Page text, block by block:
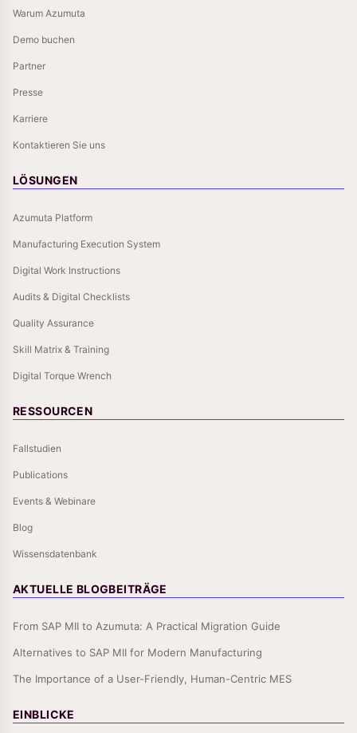
Warum Azumuta
Demo buchen
Partner
Presse
Karriere
Kontaktieren Sie uns
LÖSUNGEN
Azumuta Platform
Manufacturing Execution System
Digital Work Instructions
Audits & Digital Checklists
Quality Assurance
Skill Matrix & Training
Digital Torque Wrench
RESSOURCEN
Fallstudien
Publications
Events & Webinare
Blog
Wissensdatenbank
AKTUELLE BLOGBEITRÄGE
From SAP MII to Azumuta: A Practical Migration Guide
Alternatives to SAP MII for Modern Manufacturing
The Importance of a User-Friendly, Human-Centric MES
EINBLICKE